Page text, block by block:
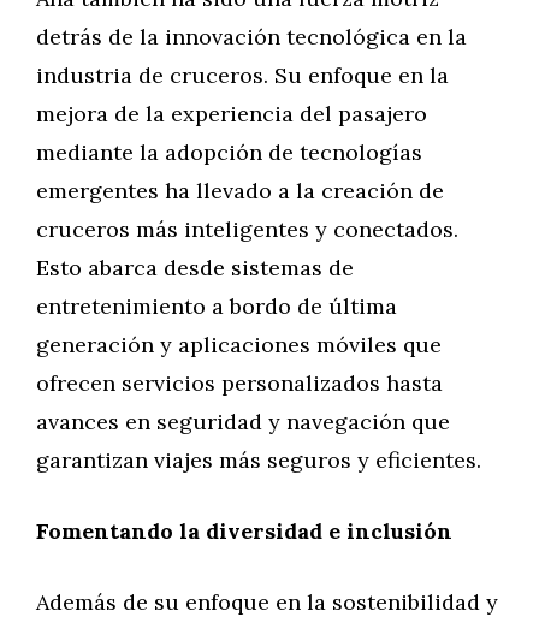
detrás de la innovación tecnológica en la
industria de cruceros. Su enfoque en la
mejora de la experiencia del pasajero
mediante la adopción de tecnologías
emergentes ha llevado a la creación de
cruceros más inteligentes y conectados.
Esto abarca desde sistemas de
entretenimiento a bordo de última
generación y aplicaciones móviles que
ofrecen servicios personalizados hasta
avances en seguridad y navegación que
garantizan viajes más seguros y eficientes.
Fomentando la diversidad e inclusión
Además de su enfoque en la sostenibilidad y